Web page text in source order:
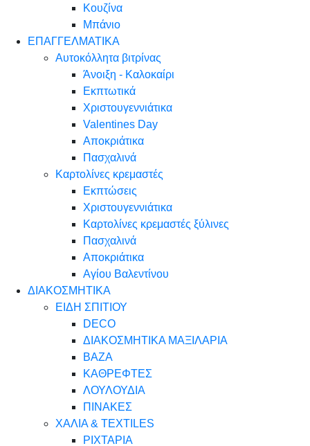
Κουζίνα
Μπάνιο
ΕΠΑΓΓΕΛΜΑΤΙΚΑ
Αυτοκόλλητα βιτρίνας
Άνοιξη - Καλοκαίρι
Εκπτωτικά
Χριστουγεννιάτικα
Valentines Day
Αποκριάτικα
Πασχαλινά
Καρτολίνες κρεμαστές
Εκπτώσεις
Χριστουγεννιάτικα
Καρτολίνες κρεμαστές ξύλινες
Πασχαλινά
Αποκριάτικα
Αγίου Βαλεντίνου
ΔΙΑΚΟΣΜΗΤΙΚΑ
ΕΙΔΗ ΣΠΙΤΙΟΥ
DECO
ΔΙΑΚΟΣΜΗΤΙΚΑ ΜΑΞΙΛΑΡΙΑ
ΒΑΖΑ
ΚΑΘΡΕΦΤΕΣ
ΛΟΥΛΟΥΔΙΑ
ΠΙΝΑΚΕΣ
ΧΑΛΙΑ & TEXTILES
ΡΙΧΤΑΡΙΑ